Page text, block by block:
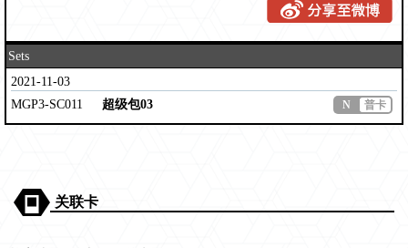
Sets
2021-11-03
MGP3-SC011
超级包03 N 普卡
关联卡